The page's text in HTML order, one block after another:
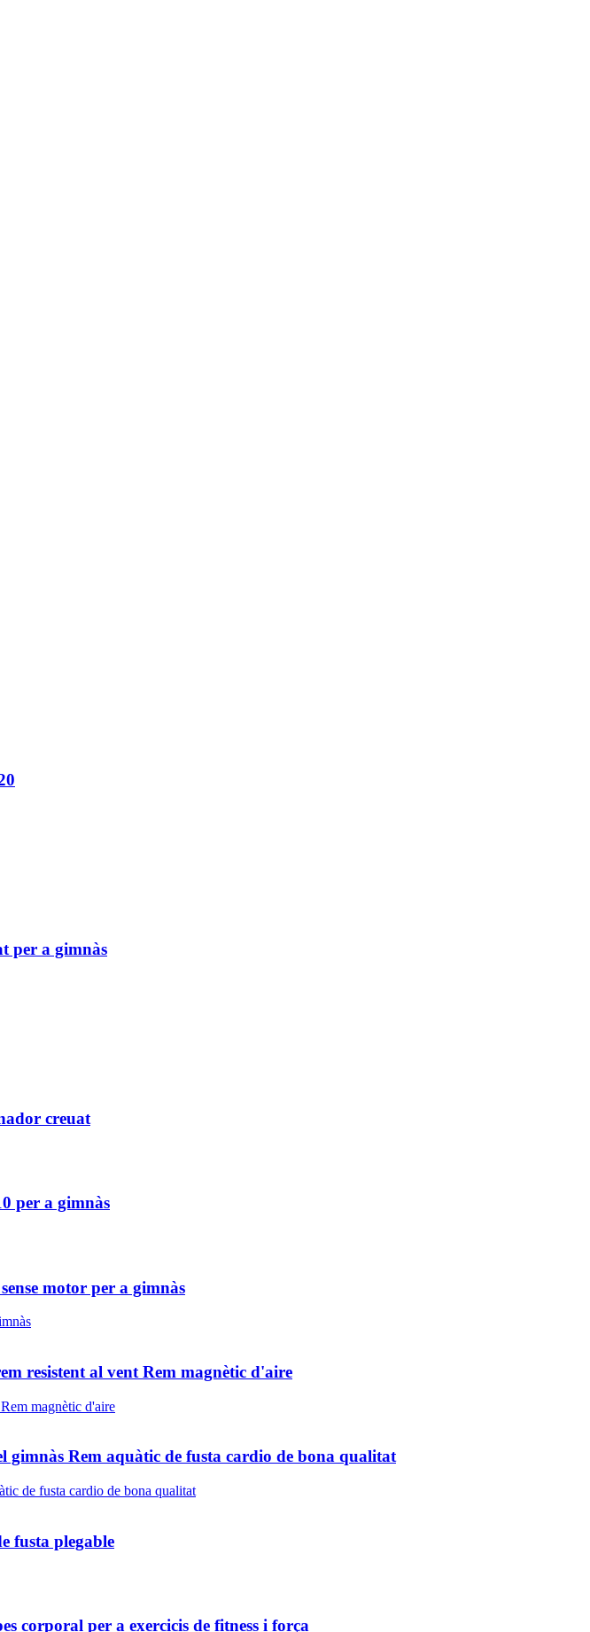
per a gimnàs
creuat
per a gimnàs
motor per a gimnàs
resistent al vent Rem magnètic d'aire
gimnàs Rem aquàtic de fusta cardio de bona qualitat
fusta plegable
corporal per a exercicis de fitness i força